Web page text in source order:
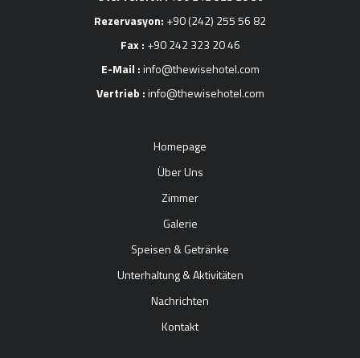
Rezervasyon: +90 (242) 255 56 82
Fax : +90 242 323 20 46
E-Mail :info@thewisehotel.com
Vertrieb :info@thewisehotel.com
Homepage
Über Uns
Zimmer
Galerie
Speisen & Getränke
Unterhaltung & Aktivitäten
Nachrichten
Kontakt